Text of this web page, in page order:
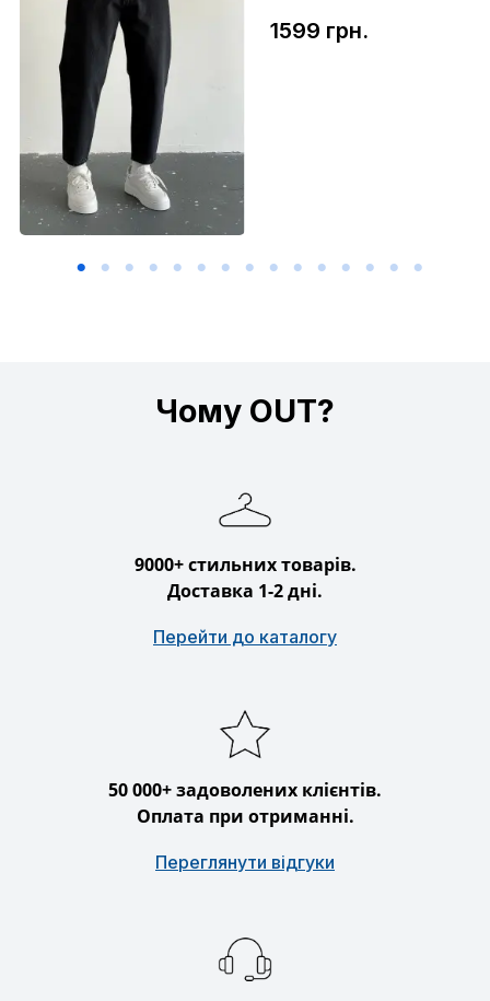
1599 грн.
Чому OUT?
9000+ стильних товарів.
Доставка 1-2 дні.
Перейти до каталогу
50 000+ задоволених клієнтів.
Оплата при отриманні.
Переглянути відгуки